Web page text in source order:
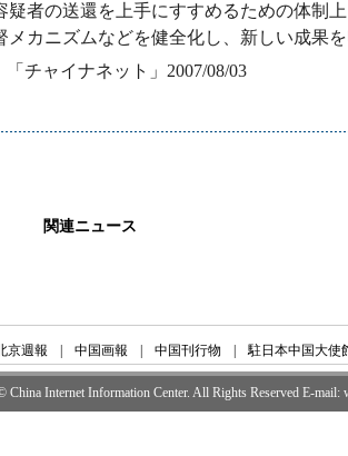
疑者の送還を上手にすすめるための体制
メカニズムなどを健全化し、新しい成果を
「チャイナネット」2007/08/03
関連ニュース
京週報 中国画報 中国刊行物 駐日本中国大使
China Internet Information Center. All Rights Reserved E-mail: